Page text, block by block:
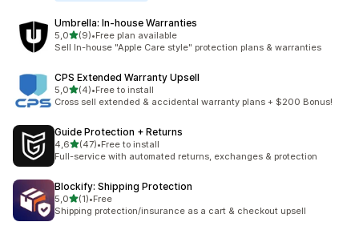
Umbrella: In‑house Warranties
5,0stelle su 5
(9)
9 recensioni totali
•Free plan available
Sell In-house "Apple Care style" protection plans & warranties
CPS Extended Warranty Upsell
5,0stelle su 5
(4)
4 recensioni totali
•Free to install
Cross sell extended & accidental warranty plans + $200 Bonus!
Guide Protection + Returns
4,6stelle su 5
(47)
47 recensioni totali
•Free to install
Full-service with automated returns, exchanges & protection
Blockify: Shipping Protection
5,0stelle su 5
(1)
1 recensioni totali
•Free
Shipping protection/insurance as a cart & checkout upsell